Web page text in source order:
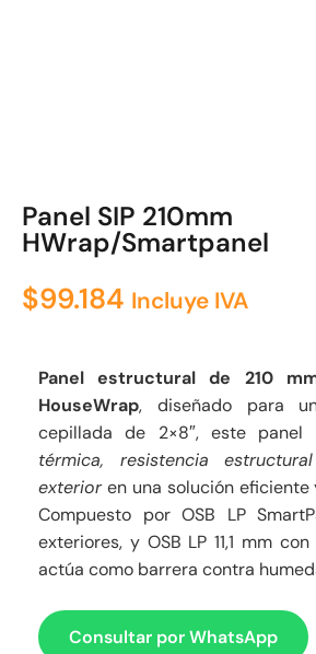
Panel SIP 210mm
HWrap/Smartpanel
$99.184 Incluye IVA
Panel estructural de 210
HouseWrap, diseñado para
cepillada de 2×8″, este panel
térmica, resistencia
exterioren una solución eficiente
Compuesto por OSB LP
exteriores, y OSB LP 11,1 mm
actúa como barrera contra
Consultar por WhatsApp